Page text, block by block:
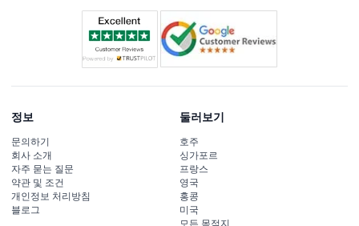
정보
문의하기
회사 소개
자주 묻는 질문
약관 및 조건
개인정보 처리방침
블로그
둘러보기
호주
싱가포르
프랑스
영국
홍콩
미국
모든 목적지